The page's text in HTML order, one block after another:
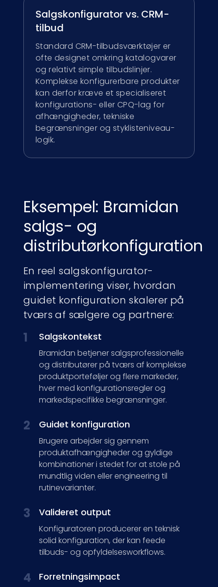
Salgskonfigurator vs. CRM-
tilbud
Standard CRM-tilbudsværktøjer er
ofte designet omkring katalogvarer
og relativt simple tilbudslinjer.
Komplekse konfigurerbare produkter
kan derfor kræve et specialiseret
konfigurations- eller CPQ-lag for
afhængigheder, tekniske
begrænsninger og styklisteniveau-
logik.
Eksempel: Bramidan
salgs- og
distributørkonfiguration
En reel salgskonfigurator-
implementering viser, hvordan
guidet konfiguration skalerer på
tværs af sælgere og partnere:
1 Salgskontekst
Bramidan betjener salgsprofessionelle
og distributører på tværs af komplekse
produktporteføljer og flere markeder,
hver med konfigurationsregler og
markedspecifikke begrænsninger.
2 Guidet konfiguration
Brugere arbejder sig gennem
produktafhængigheder og gyldige
kombinationer i stedet for at stole på
mundtlig viden eller engineering til
rutinevarianter.
3 Valideret output
Konfiguratoren producerer en teknisk
solid konfiguration, der kan feede
tilbuds- og opfyldelsesworkflows.
4 Forretningsimpact